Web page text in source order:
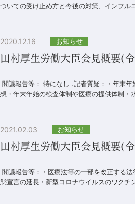
ついての受け止め方と今後の対策、インフル
2020.12.16 お知らせ
田村厚生労働大臣会見概要(
閣議報告等： 特になし .記者質疑：・年末
想・年末年始の検査体制や医療の提供体制・
2021.02.03 お知らせ
田村厚生労働大臣会見概要(
閣議報告等：・医療法等の一部を改正する
態宣言の延長・新型コロナウイルスのワクチ